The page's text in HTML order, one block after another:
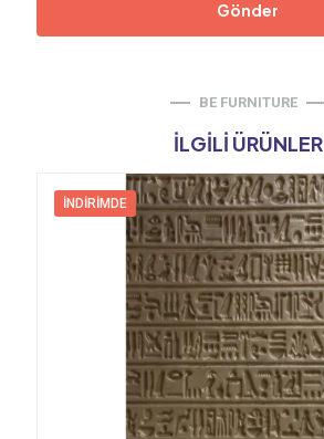
BE FURNITURE
İLGILI ÜRÜNLER
İNDIRIMDE